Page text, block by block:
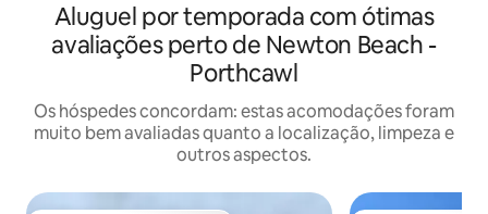
Aluguel por temporada com ótimas
avaliações perto de Newton Beach -
Porthcawl
Os hóspedes concordam: estas acomodações foram
muito bem avaliadas quanto a localização, limpeza e
outros aspectos.